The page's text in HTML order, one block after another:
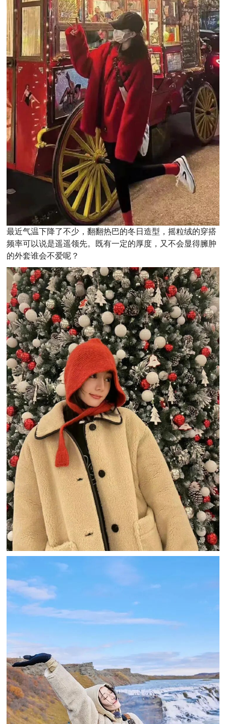
最近气温下降了不少，翻翻热巴的冬日造型，摇粒绒的穿搭
频率可以说是遥遥领先。 既有一定的厚度，又不会显得臃肿
的外套谁会不爱呢？